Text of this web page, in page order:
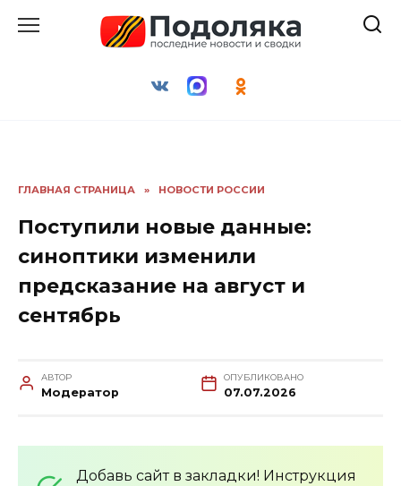
ГЛАВНАЯ СТРАНИЦА » НОВОСТИ РОССИИ
Поступили новые данные:
синоптики изменили
предсказание на август и
сентябрь
АВТОР
Модератор
ОПУБЛИКОВАНО
07.07.2026
Добавь сайт в закладки! Инструкция